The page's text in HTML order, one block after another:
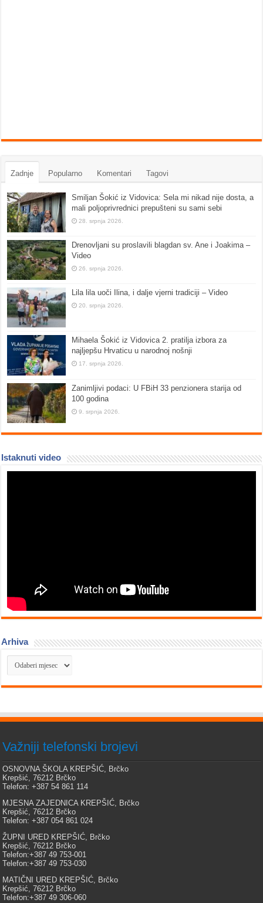
Zadnje Popularno Komentari Tagovi
Smiljan Šokić iz Vidovica: Sela mi nikad nije dosta, a
mali poljoprivrednici prepušteni su sami sebi
28. srpnja 2026.
Drenovljani su proslavili blagdan sv. Ane i Joakima –
Video
26. srpnja 2026.
Lila lila uoči Ilina, i dalje vjerni tradiciji – Video
20. srpnja 2026.
Mihaela Šokić iz Vidovica 2. pratilja izbora za
najljepšu Hrvaticu u narodnoj nošnji
17. srpnja 2026.
Zanimljivi podaci: U FBiH 33 penzionera starija od
100 godina
9. srpnja 2026.
Istaknuti video
Arhiva
Arhiva
Važniji telefonski brojevi
OSNOVNA ŠKOLA KREPŠIĆ, Brčko
Krepšić, 76212 Brčko
Telefon: +387 54 861 114
MJESNA ZAJEDNICA KREPŠIĆ, Brčko
Krepšić, 76212 Brčko
Telefon: +387 054 861 024
ŽUPNI URED KREPŠIĆ, Brčko
Krepšić, 76212 Brčko
Telefon:+387 49 753-001
Telefon:+387 49 753-030
MATIČNI URED KREPŠIĆ, Brčko
Krepšić, 76212 Brčko
Telefon:+387 49 306-060